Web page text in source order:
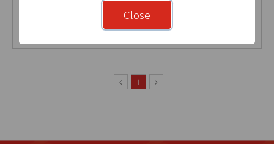
杏仁果牛軋糖 250公克(袋)
1
Close